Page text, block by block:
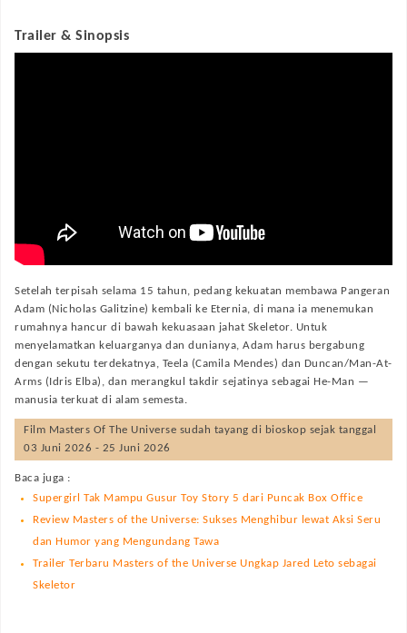
Trailer & Sinopsis
Setelah terpisah selama 15 tahun, pedang kekuatan membawa Pangeran
Adam (Nicholas Galitzine) kembali ke Eternia, di mana ia menemukan
rumahnya hancur di bawah kekuasaan jahat Skeletor. Untuk
menyelamatkan keluarganya dan dunianya, Adam harus bergabung
dengan sekutu terdekatnya, Teela (Camila Mendes) dan Duncan/Man-At-
Arms (Idris Elba), dan merangkul takdir sejatinya sebagai He-Man —
manusia terkuat di alam semesta.
Film Masters Of The Universe sudah tayang di bioskop sejak tanggal
03 Juni 2026 - 25 Juni 2026
Baca juga :
Supergirl Tak Mampu Gusur Toy Story 5 dari Puncak Box Office
Review Masters of the Universe: Sukses Menghibur lewat Aksi Seru
dan Humor yang Mengundang Tawa
Trailer Terbaru Masters of the Universe Ungkap Jared Leto sebagai
Skeletor